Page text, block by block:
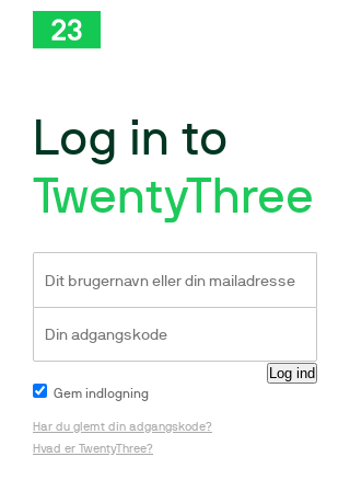
Log in to
TwentyThree
Gem indlogning
Har du glemt din adgangskode?
Hvad er TwentyThree?